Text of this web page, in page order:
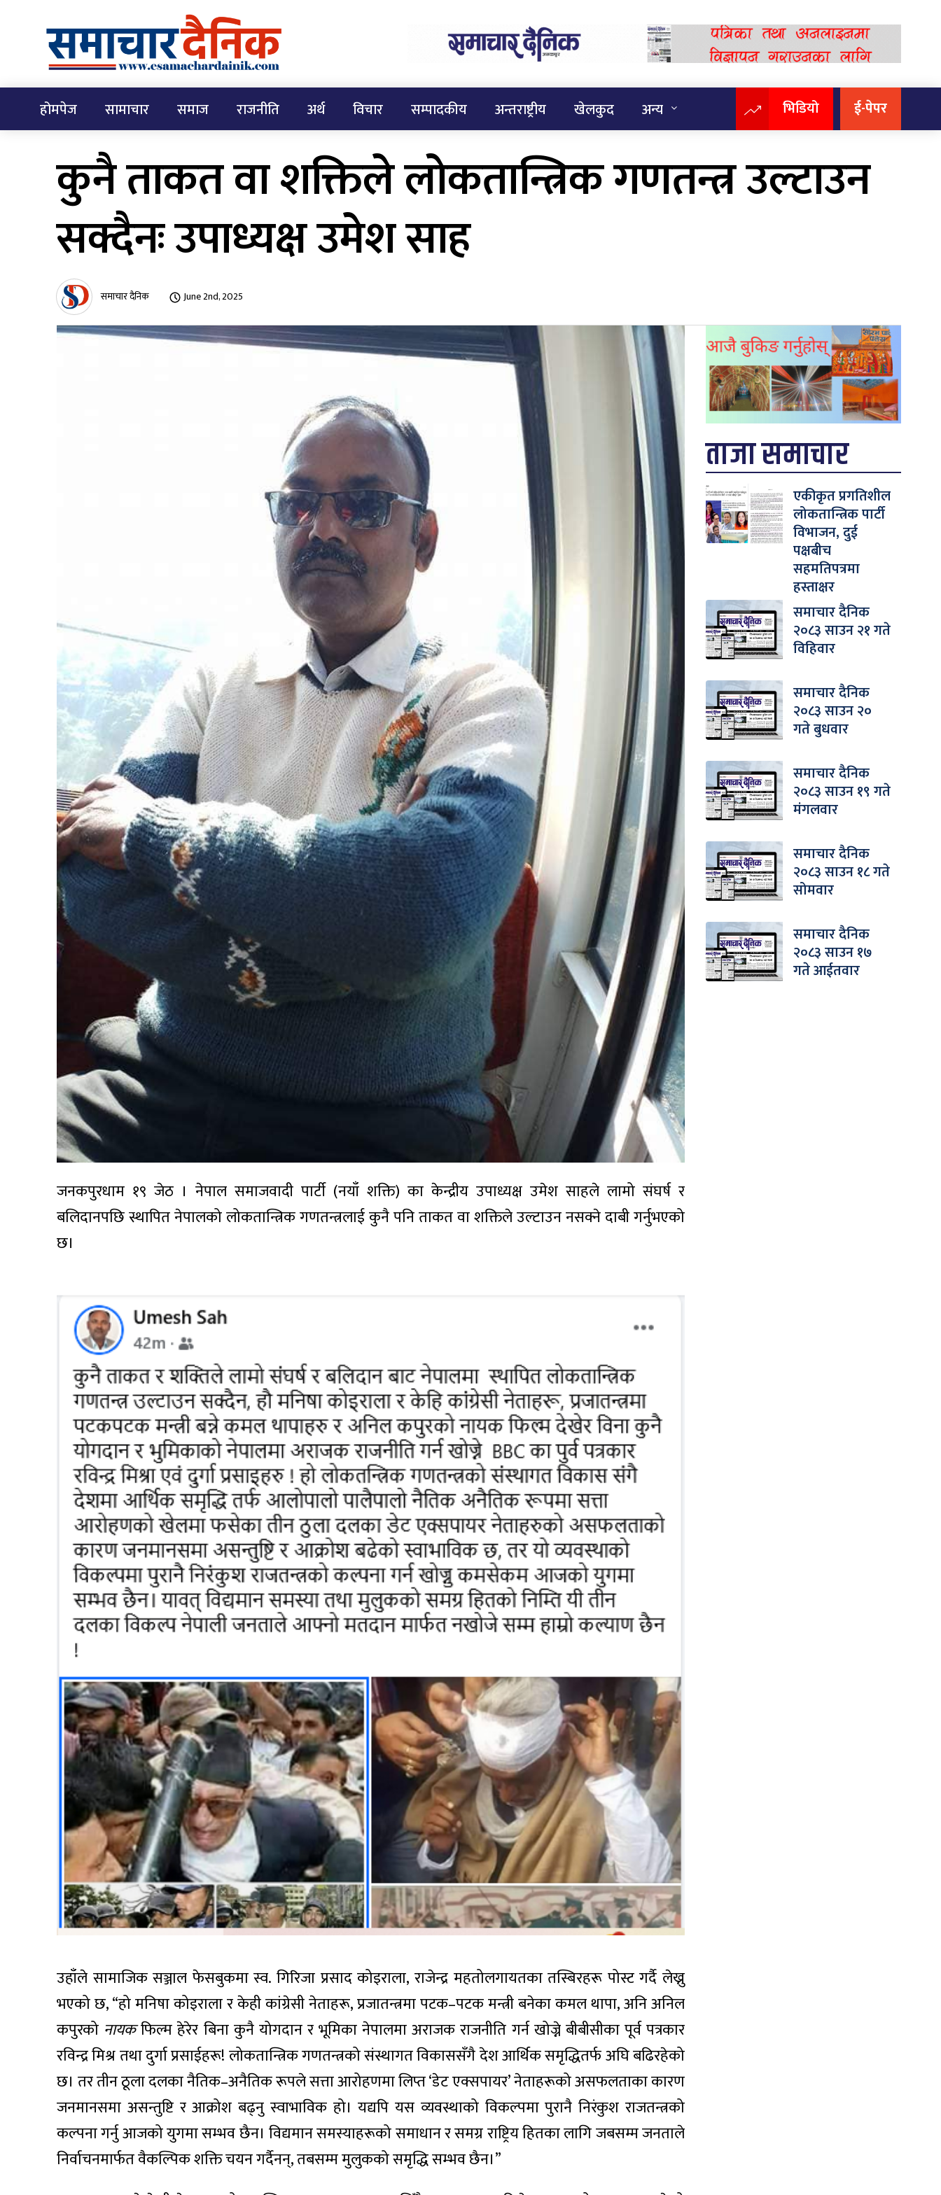
होमपेज सामाचार समाज राजनीति अर्थ विचार सम्पादकीय अन्तराष्ट्रीय खेलकुद अन्य भिडियो ई-पेपर
कुनै ताकत वा शक्तिले लोकतान्त्रिक गणतन्त्र उल्टाउन
सक्दैनः उपाध्यक्ष उमेश साह
समाचार दैनिक June 2nd, 2025
जनकपुरधाम १९ जेठ । नेपाल समाजवादी पार्टी (नयाँ शक्ति) का केन्द्रीय उपाध्यक्ष उमेश साहले लामो संघर्ष र
बलिदानपछि स्थापित नेपालको लोकतान्त्रिक गणतन्त्रलाई कुनै पनि ताकत वा शक्तिले उल्टाउन नसक्ने दाबी गर्नुभएको
छ।
उहाँले सामाजिक सञ्जाल फेसबुकमा स्व. गिरिजा प्रसाद कोइराला, राजेन्द्र महतोलगायतका तस्बिरहरू पोस्ट गर्दै लेख्नु
भएको छ, “हो मनिषा कोइराला र केही कांग्रेसी नेताहरू, प्रजातन्त्रमा पटक–पटक मन्त्री बनेका कमल थापा, अनि अनिल
कपुरको नायकफिल्म हेरेर बिना कुनै योगदान र भूमिका नेपालमा अराजक राजनीति गर्न खोज्ने बीबीसीका पूर्व पत्रकार
रविन्द्र मिश्र तथा दुर्गा प्रसाईहरू! लोकतान्त्रिक गणतन्त्रको संस्थागत विकाससँगै देश आर्थिक समृद्धितर्फ अघि बढिरहेको
छ। तर तीन ठूला दलका नैतिक–अनैतिक रूपले सत्ता आरोहणमा लिप्त ‘डेट एक्सपायर’ नेताहरूको असफलताका कारण
जनमानसमा असन्तुष्टि र आक्रोश बढ्नु स्वाभाविक हो। यद्यपि यस व्यवस्थाको विकल्पमा पुरानै निरंकुश राजतन्त्रको
कल्पना गर्नु आजको युगमा सम्भव छैन। विद्यमान समस्याहरूको समाधान र समग्र राष्ट्रिय हितका लागि जबसम्म जनताले
निर्वाचनमार्फत वैकल्पिक शक्ति चयन गर्दैनन्, तबसम्म मुलुकको समृद्धि सम्भव छैन।”
ताजा समाचार
एकीकृत प्रगतिशील
लोकतान्त्रिक पार्टी
विभाजन, दुई
पक्षबीच
सहमतिपत्रमा
हस्ताक्षर
समाचार दैनिक
२०८३ साउन २१ गते
विहिवार
समाचार दैनिक
२०८३ साउन २०
गते बुधवार
समाचार दैनिक
२०८३ साउन १९ गते
मंगलवार
समाचार दैनिक
२०८३ साउन १८ गते
सोमवार
समाचार दैनिक
२०८३ साउन १७
गते आईतवार